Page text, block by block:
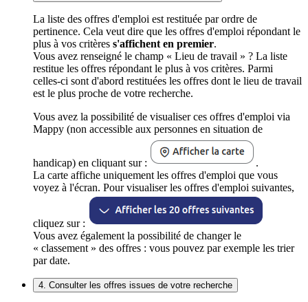
La liste des offres d'emploi est restituée par ordre de
pertinence. Cela veut dire que les offres d'emploi répondant le
plus à vos critères s'affichent en premier.
Vous avez renseigné le champ « Lieu de travail » ? La liste
restitue les offres répondant le plus à vos critères. Parmi
celles-ci sont d'abord restituées les offres dont le lieu de travail
est le plus proche de votre recherche.
Vous avez la possibilité de visualiser ces offres d'emploi via
Mappy (non accessible aux personnes en situation de
handicap) en cliquant sur :
.
La carte affiche uniquement les offres d'emploi que vous
voyez à l'écran. Pour visualiser les offres d'emploi suivantes,
cliquez sur :
Vous avez également la possibilité de changer le
« classement » des offres : vous pouvez par exemple les trier
par date.
4. Consulter les offres issues de votre recherche